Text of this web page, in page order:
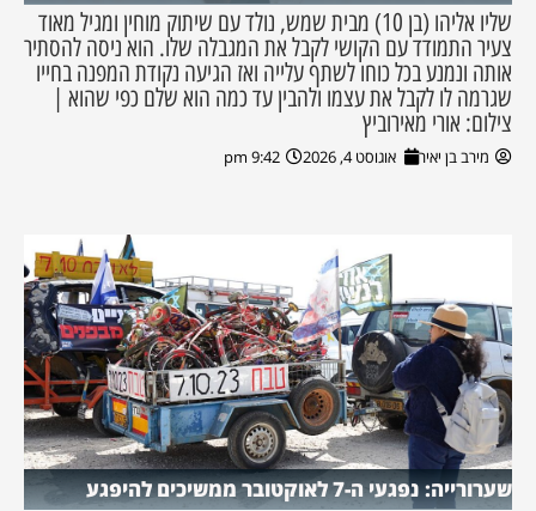
שליו אליהו (בן 10) מבית שמש, נולד עם שיתוק מוחין ומגיל מאוד
צעיר התמודד עם הקושי לקבל את המגבלה שלו. הוא ניסה להסתיר
אותה ונמנע בכל כוחו לשתף עלייה ואז הגיעה נקודת המפנה בחייו
שגרמה לו לקבל את עצמו ולהבין עד כמה הוא שלם כפי שהוא |
צילום: אורי מאירוביץ
מירב בן יאיר אוגוסט 4, 2026 9:42 pm
שערורייה: נפגעי ה-7 לאוקטובר ממשיכים להיפגע